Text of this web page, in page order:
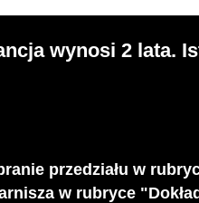
wynosi 2 lata.
przedziału w
w rubryce